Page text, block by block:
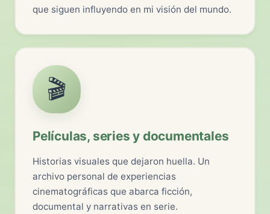
que siguen influyendo en mi visión del mundo.
🎬
Películas, series y documentales
Historias visuales que dejaron huella. Un
archivo personal de experiencias
cinematográficas que abarca ficción,
documental y narrativas en serie.